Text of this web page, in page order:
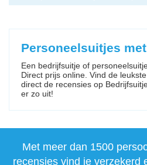
Personeelsuitjes
Een bedrijfsuitje of
Direct prijs online. Vind de
direct de recensies op
er zo uit!
Met meer dan 1500
recensies vind je verzekerd